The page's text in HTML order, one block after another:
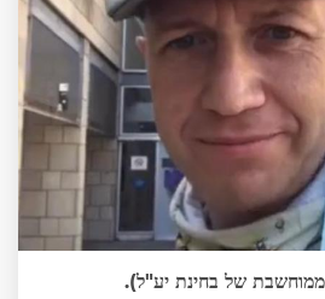
של בחינת יע"ל).